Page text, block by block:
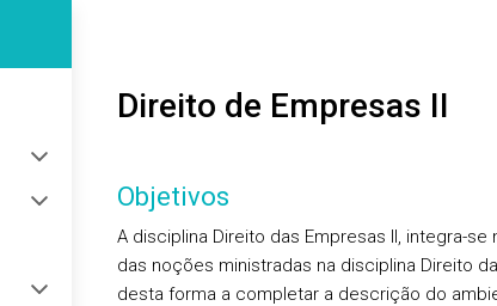
Direito de Empresas II
Objetivos
A disciplina Direito das Empresas II, integra-
das noções ministradas na disciplina Direito
desta forma a completar a descrição do